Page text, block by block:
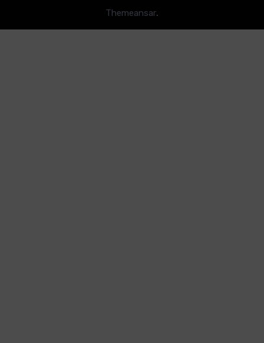
Themeansar.